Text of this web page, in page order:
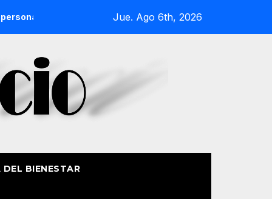
las playas de Bizkaia en la primera mitad de la temporada
Jue. Ago 6th, 2026
DEL BIENESTAR